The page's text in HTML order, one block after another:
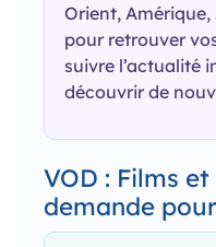
Orient,
pour retrouver
suivre l’actualité
découvrir de
VOD : Films
demande